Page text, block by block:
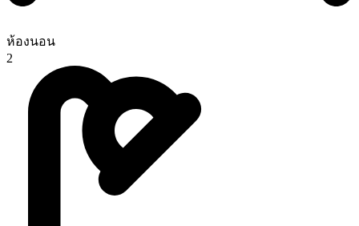
ห้องนอน
2